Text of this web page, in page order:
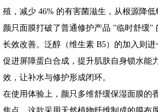
殖，减少 46% 的有害菌滋生，从根源降
颜只面膜打破了普通修护产品 "临时舒缓"
长效改善。泛醇（维生素 B5）的加入则
促进屏障蛋白合成，提升肌肤自身锁水能
效，让补水与修护形成闭环。
在使用体验上，颜只多维舒缓保湿面膜的
焦点。这款采用天然植物纤维制成的膜布